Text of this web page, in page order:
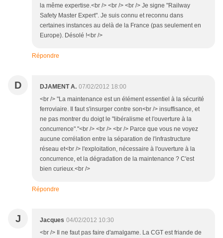
la même expertise.<br /> <br /> <br /> Je signe "Railway
Safety Master Expert". Je suis connu et reconnu dans
certaines instances au delà de la France (pas seulement en
Europe). Désolé !<br />
Répondre
D DJAMENT A. 07/02/2012 18:00
<br /> "La maintenance est un élément essentiel à la sécurité
ferroviaire. Il faut s'insurger contre son<br /> insuffisance, et
ne pas montrer du doigt le "libéralisme et l'ouverture à la
concurrence"."<br /> <br /> <br /> Parce que vous ne voyez
aucune corrélation entre la séparation de l'infrastructure
réseau et<br /> l'exploitation, nécessaire à l'ouverture à la
concurrence, et la dégradation de la maintenance ? C'est
bien curieux.<br />
Répondre
J Jacques 04/02/2012 10:30
<br /> Il ne faut pas faire d'amalgame. La CGT est friande de